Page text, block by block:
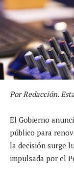
Por Redacción.
El Gobierno
público para
la decisión surge
impulsada por el